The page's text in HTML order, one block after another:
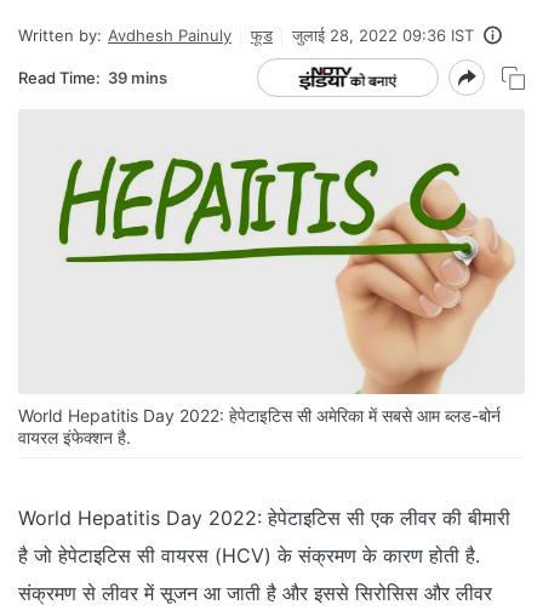
Written by: Avdhesh Painuly फूड जुलाई 28, 2022 09:36 IST
Read Time: 39 mins
World Hepatitis Day 2022: हेपेटाइटिस सी अमेरिका में सबसे आम ब्लड-बोर्न
वायरल इंफेक्शन है.
World Hepatitis Day 2022: हेपेटाइटिस सी एक लीवर की बीमारी
है जो हेपेटाइटिस सी वायरस (HCV) के संक्रमण के कारण होती है.
संक्रमण से लीवर में सूजन आ जाती है और इससे सिरोसिस और लीवर